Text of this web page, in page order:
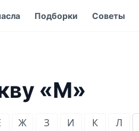
Подборки Советы
«М»
Ж З И К Л